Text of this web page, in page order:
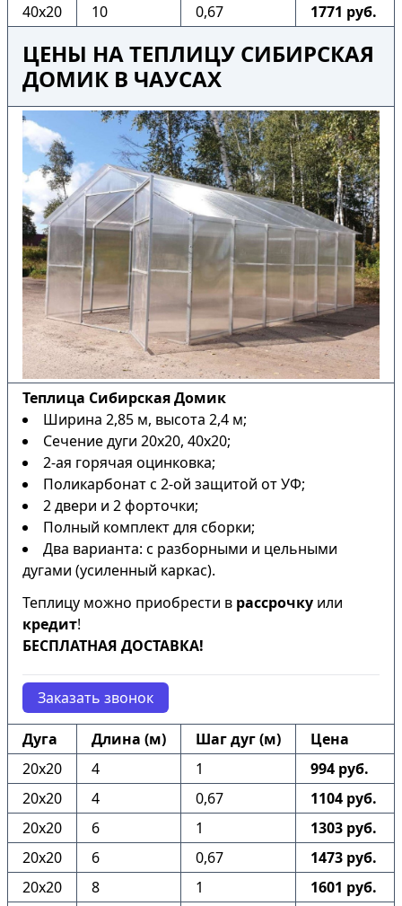
40х20
10 0,67 1771 руб.
ЦЕНЫ НА ТЕПЛИЦУ СИБИРСКАЯ
ДОМИК В ЧАУСАХ
Теплица Сибирская Домик
Ширина 2,85 м, высота 2,4 м;
Сечение дуги 20х20, 40х20;
2-ая горячая оцинковка;
Поликарбонат с 2-ой защитой от УФ;
2 двери и 2 форточки;
Полный комплект для сборки;
Два варианта: с разборными и цельными
дугами (усиленный каркас).
Теплицу можно приобрести в рассрочку или
кредит!
БЕСПЛАТНАЯ ДОСТАВКА!
Заказать звонок
Дуга Длина (м) Шаг дуг (м)
Цена
20х20
4 1
994 руб.
20х20
4 0,67
1104 руб.
20х20
6 1
1303 руб.
20х20
6 0,67
1473 руб.
20х20
8 1
1601 руб.